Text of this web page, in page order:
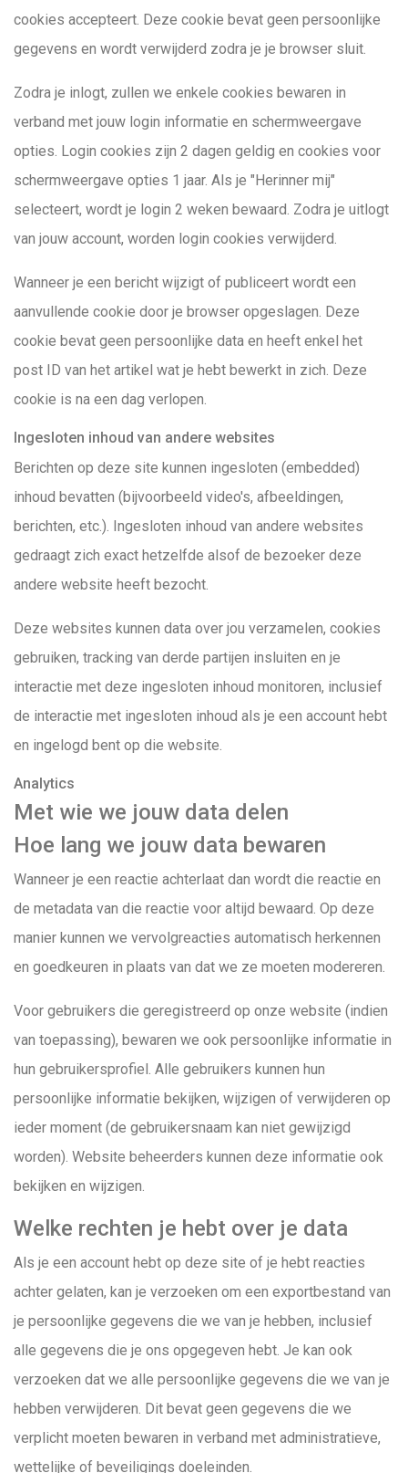
cookies accepteert. Deze cookie bevat geen persoonlijke
gegevens en wordt verwijderd zodra je je browser sluit.
Zodra je inlogt, zullen we enkele cookies bewaren in
verband met jouw login informatie en schermweergave
opties. Login cookies zijn 2 dagen geldig en cookies voor
schermweergave opties 1 jaar. Als je "Herinner mij"
selecteert, wordt je login 2 weken bewaard. Zodra je uitlogt
van jouw account, worden login cookies verwijderd.
Wanneer je een bericht wijzigt of publiceert wordt een
aanvullende cookie door je browser opgeslagen. Deze
cookie bevat geen persoonlijke data en heeft enkel het
post ID van het artikel wat je hebt bewerkt in zich. Deze
cookie is na een dag verlopen.
Ingesloten inhoud van andere websites
Berichten op deze site kunnen ingesloten (embedded)
inhoud bevatten (bijvoorbeeld video's, afbeeldingen,
berichten, etc.). Ingesloten inhoud van andere websites
gedraagt zich exact hetzelfde alsof de bezoeker deze
andere website heeft bezocht.
Deze websites kunnen data over jou verzamelen, cookies
gebruiken, tracking van derde partijen insluiten en je
interactie met deze ingesloten inhoud monitoren, inclusief
de interactie met ingesloten inhoud als je een account hebt
en ingelogd bent op die website.
Analytics
Met wie we jouw data delen
Hoe lang we jouw data bewaren
Wanneer je een reactie achterlaat dan wordt die reactie en
de metadata van die reactie voor altijd bewaard. Op deze
manier kunnen we vervolgreacties automatisch herkennen
en goedkeuren in plaats van dat we ze moeten modereren.
Voor gebruikers die geregistreerd op onze website (indien
van toepassing), bewaren we ook persoonlijke informatie in
hun gebruikersprofiel. Alle gebruikers kunnen hun
persoonlijke informatie bekijken, wijzigen of verwijderen op
ieder moment (de gebruikersnaam kan niet gewijzigd
worden). Website beheerders kunnen deze informatie ook
bekijken en wijzigen.
Welke rechten je hebt over je data
Als je een account hebt op deze site of je hebt reacties
achter gelaten, kan je verzoeken om een exportbestand van
je persoonlijke gegevens die we van je hebben, inclusief
alle gegevens die je ons opgegeven hebt. Je kan ook
verzoeken dat we alle persoonlijke gegevens die we van je
hebben verwijderen. Dit bevat geen gegevens die we
verplicht moeten bewaren in verband met administratieve,
wettelijke of beveiligings doeleinden.